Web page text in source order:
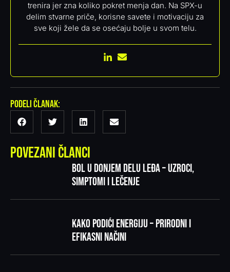
trenira jer zna koliko pokret menja dan. Na SPX-u
delim stvarne priče, korisne savete i motivaciju za
sve koji žele da se osećaju bolje u svom telu.
Podeli članak:
Povezani članci
Bol u donjem delu leđa – uzroci,
simptomi i lečenje
Kako podići energiju – prirodni i
efikasni načini